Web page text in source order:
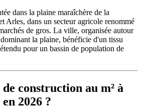
dans la plaine maraîchère de la
Arles, dans un secteur agricole renommé
de gros. La ville, organisée autour
la plaine, bénéficie d'un tissu
pour un bassin de population de
construction au m² à
2026 ?